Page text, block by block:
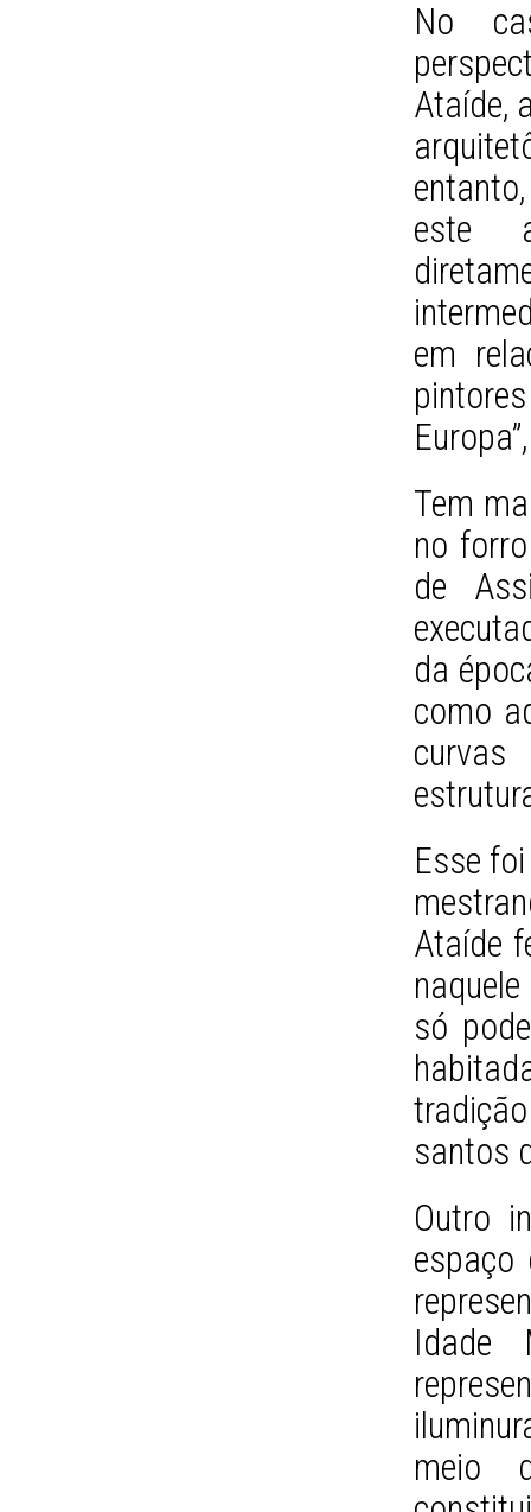
No
Ataíde,
este
em
Tem
no
de
da
como
Esse
Ataíde
só
santos
Outro
espaço
Idade
meio